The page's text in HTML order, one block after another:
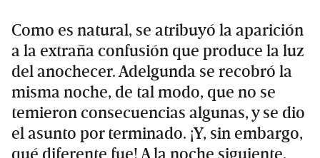
Como es natural, se atribuyó la aparición
a la extraña confusión que produce la luz
del anochecer. Adelgunda se recobró la
misma noche, de tal modo, que no se
temieron consecuencias algunas, y se dio
el asunto por terminado. ¡Y, sin embargo,